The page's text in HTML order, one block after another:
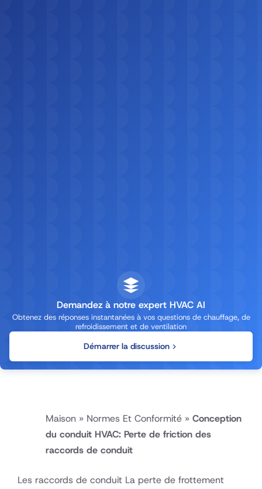
Demandez à notre expert HVAC AI
Obtenez des réponses instantanées à vos questions de chauffage, de
refroidissement et de ventilation
Démarrer la discussion
Maison » Normes Et Conformité » Conception
du conduit HVAC: Perte de friction des
raccords de conduit
Les raccords de conduit La perte de frottement